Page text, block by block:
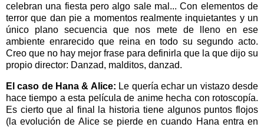
celebran una fiesta pero algo sale mal... Con elementos de
terror que dan pie a momentos realmente inquietantes y un
único plano secuencia que nos mete de lleno en ese
ambiente enrarecido que reina en todo su segundo acto.
Creo que no hay mejor frase para definirla que la que dijo su
propio director: Danzad, malditos, danzad.
El caso de Hana & Alice: Le quería echar un vistazo desde
hace tiempo a esta película de anime hecha con rotoscopía.
Es cierto que al final la historia tiene algunos puntos flojos
(la evolución de Alice se pierde en cuando Hana entra en